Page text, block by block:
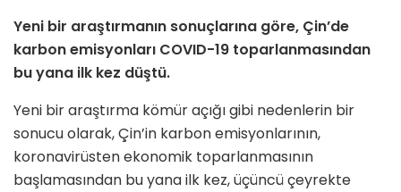
Yeni bir araştırmanın sonuçlarına göre, Çin’de
karbon emisyonları COVID-19 toparlanmasından
bu yana ilk kez düştü.
Yeni bir araştırma kömür açığı gibi nedenlerin bir
sonucu olarak, Çin’in karbon emisyonlarının,
koronavirüsten ekonomik toparlanmasının
başlamasından bu yana ilk kez, üçüncü çeyrekte